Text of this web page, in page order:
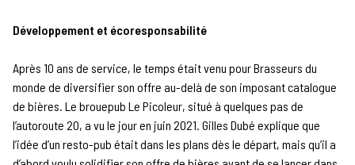
Développement et écoresponsabilité
Après 10 ans de service, le temps était venu pour Brasseurs du
monde de diversifier son offre au-delà de son imposant catalogue
de bières. Le brouepub Le Picoleur, situé à quelques pas de
l’autoroute 20, a vu le jour en juin 2021. Gilles Dubé explique que
l’idée d’un resto-pub était dans les plans dès le départ, mais qu’il a